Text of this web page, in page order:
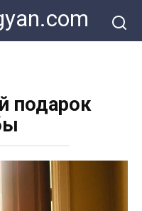
подарок